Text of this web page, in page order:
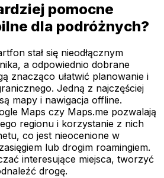
pomocne
dla podróżnych?
stał się nieodłącznym
a odpowiednio dobrane
znacząco ułatwić planowanie i
Jedną z najczęściej
mapy i nawigacja offline.
Maps czy Maps.me pozwalają
regionu i korzystanie z nich
co jest nieocenione w
lub drogim roamingiem.
interesujące miejsca, tworzyć
drogę.